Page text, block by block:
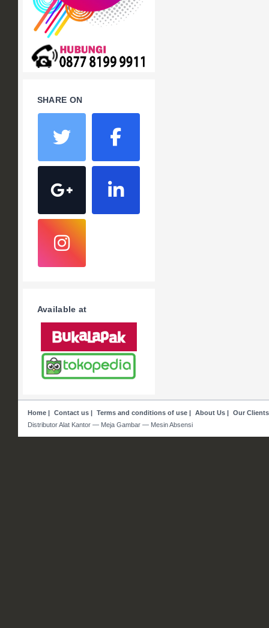
+ Springbed
White Board / Papan Tulis
SHARE ON
Available at
Home| Contact us| Terms and conditions of use| About Us| Our Clients
Distributor Alat Kantor — Meja Gambar — Mesin Absensi